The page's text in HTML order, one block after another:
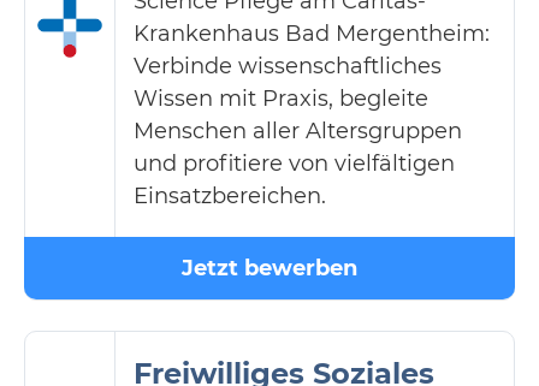
Krankenhaus Bad Mergentheim:
Verbinde wissenschaftliches
Wissen mit Praxis, begleite
Menschen aller Altersgruppen
und profitiere von vielfältigen
Einsatzbereichen.
Jetzt bewerben
Freiwilliges Soziales